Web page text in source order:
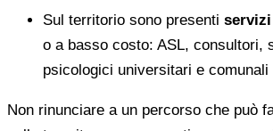
Sul territorio sono presenti
o a basso costo: ASL, consultori,
psicologici universitari e comunali
Non rinunciare a un percorso che può